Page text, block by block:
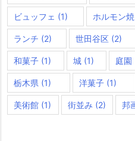
ビュッフェ (1) ホルモン焼
ランチ (2) 世田谷区 (2)
和菓子 (1) 城(1) 庭園
栃木県 (1) 洋菓子 (1)
美術館 (1) 街並み (2) 邦